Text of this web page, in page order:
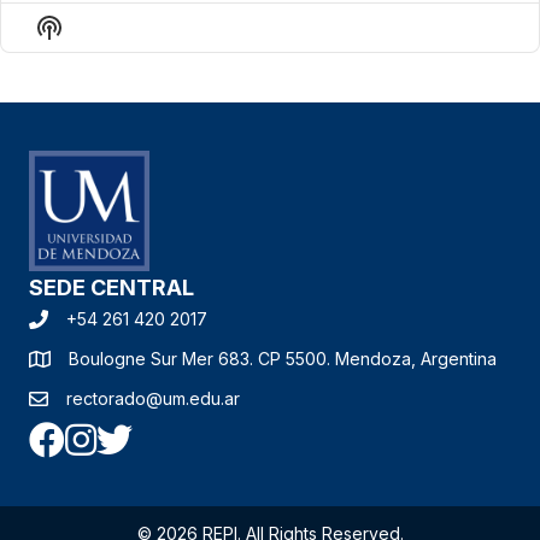
anterior
la
de
Mostrar
La
Del
SEDE CENTRAL
+54 261 420 2017
Boulogne Sur Mer 683. CP 5500. Mendoza, Argentina
rectorado@um.edu.ar
© 2026 REPI. All Rights Reserved.